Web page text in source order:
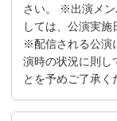
さい。 ※出演メン
しては、公演実施
※配信される公演
演時の状況に則し
とを予めご了承く